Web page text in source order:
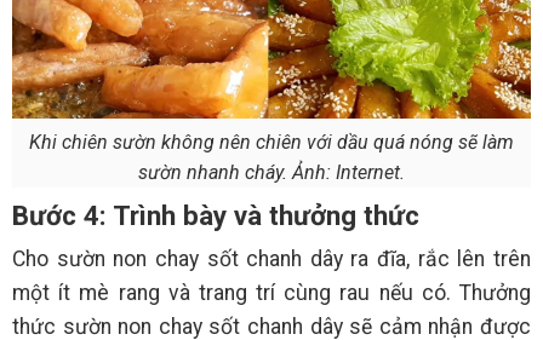
Khi chiên sườn không nên chiên với dầu quá nóng sẽ làm
sườn nhanh cháy. Ảnh: Internet.
Bước 4: Trình bày và thưởng thức
Cho sườn non chay sốt chanh dây ra đĩa, rắc lên trên
một ít mè rang và trang trí cùng rau nếu có. Thưởng
thức sườn non chay sốt chanh dây sẽ cảm nhận được